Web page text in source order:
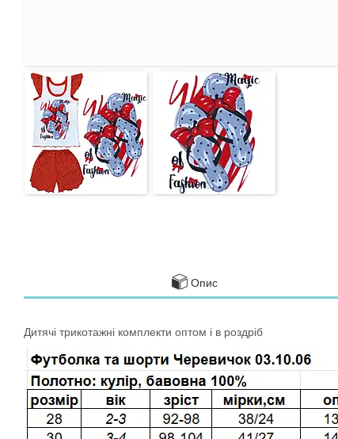
Опис
Дитячі трикотажні комплекти оптом і в роздріб